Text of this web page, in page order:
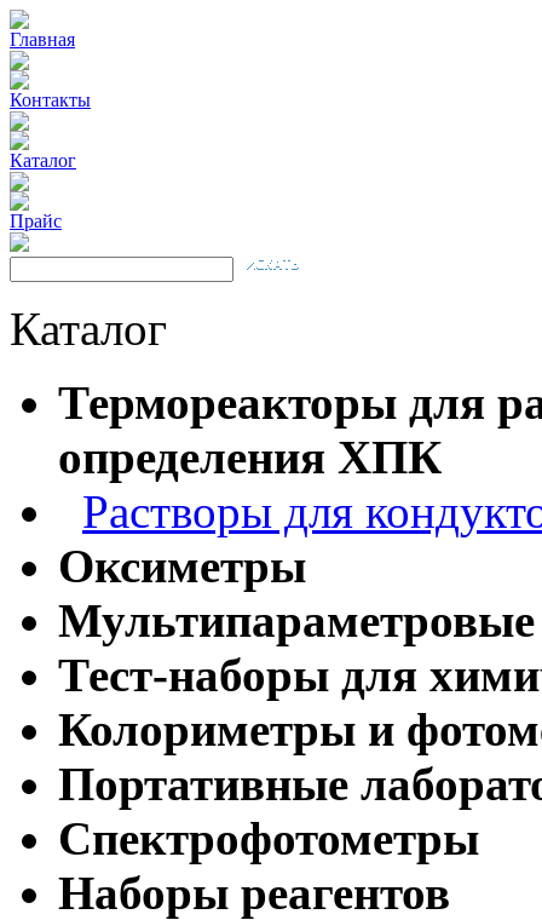
Главная
Контакты
Каталог
Прайс
Каталог
Термореакторы для
определения ХПК
Растворы для
Оксиметры
Тест-наборы для
Колориметры и
Портативные
Спектрофотометры
Наборы реагентов